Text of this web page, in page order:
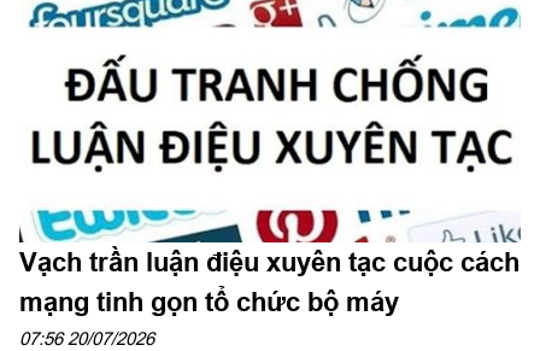
xuyên tạc, kích động và chia rẽ lòng dân.
Vạch trần luận điệu xuyên tạc cuộc cách
mạng tinh gọn tổ chức bộ máy
07:56 20/07/2026